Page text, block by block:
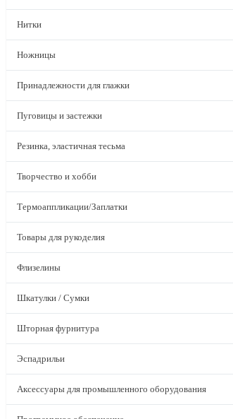
Нитки
Ножницы
Принадлежности для глажки
Пуговицы и застежки
Резинка, эластичная тесьма
Творчество и хобби
Термоаппликации/Заплатки
Товары для рукоделия
Флизелины
Шкатулки / Сумки
Шторная фурнитура
Эспадрильи
Аксессуары для промышленного оборудования